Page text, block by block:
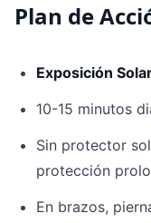
Plan de
Exposición
10-15 minutos
Sin protector
protección
En brazos,